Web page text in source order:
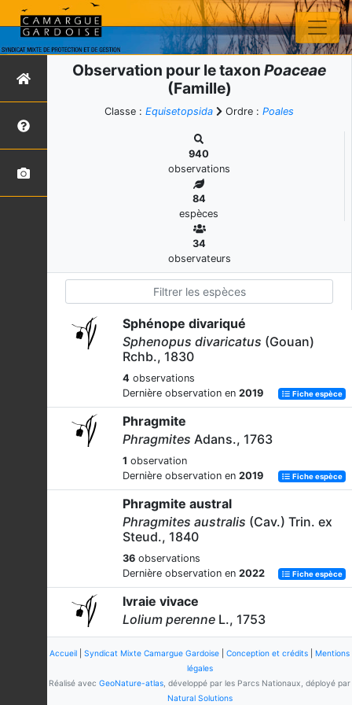
Observation pour le taxon Poaceae
(Famille)
Classe : Equisetopsida Ordre : Poales
940
observations
84
espèces
34
observateurs
Sphénope divariqué
Sphenopus divaricatus (Gouan)
Rchb., 1830
4 observations
Dernière observation en 2019 Fiche espèce
Phragmite
Phragmites Adans., 1763
1 observation
Dernière observation en 2019 Fiche espèce
Phragmite austral
Phragmites australis (Cav.) Trin. ex
Steud., 1840
36 observations
Dernière observation en 2022 Fiche espèce
Ivraie vivace
Lolium perenne L., 1753
5observations
Dernière observation en2022 Fiche espèce
Alpiste bleuissant
Phalaris coerulescens
Accueil Syndicat Mixte Camargue Gardoise Conception et crédits
Mentions
légales
Réalisé avec GeoNature-atlas , développé par les Parcs Nationaux, déployé par
Natural Solutions